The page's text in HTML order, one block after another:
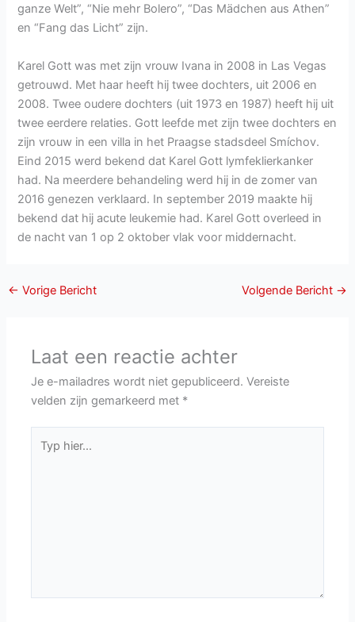
ganze Welt”, “Nie mehr Bolero”, “Das Mädchen aus Athen”
en “Fang das Licht” zijn.
Karel Gott was met zijn vrouw Ivana in 2008 in Las Vegas
getrouwd. Met haar heeft hij twee dochters, uit 2006 en
2008. Twee oudere dochters (uit 1973 en 1987) heeft hij uit
twee eerdere relaties. Gott leefde met zijn twee dochters en
zijn vrouw in een villa in het Praagse stadsdeel Smíchov.
Eind 2015 werd bekend dat Karel Gott lymfeklierkanker
had. Na meerdere behandeling werd hij in de zomer van
2016 genezen verklaard. In september 2019 maakte hij
bekend dat hij acute leukemie had. Karel Gott overleed in
de nacht van 1 op 2 oktober vlak voor middernacht.
← Vorige Bericht Volgende Bericht →
Laat een reactie achter
Je e-mailadres wordt niet gepubliceerd. Vereiste
velden zijn gemarkeerd met *
hier...